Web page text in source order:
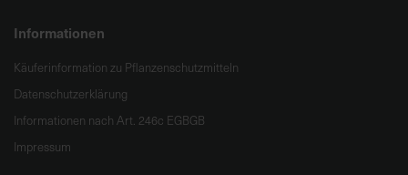
Informationen
Käuferinformation zu Pflanzenschutzmitteln
Datenschutzerklärung
Informationen nach Art. 246c EGBGB
Impressum